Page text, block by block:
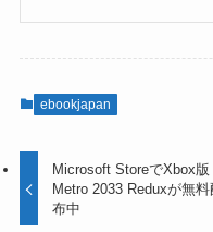
ebookjapan
Microsoft StoreでXbox版
Metro 2033 Reduxが無料
布中